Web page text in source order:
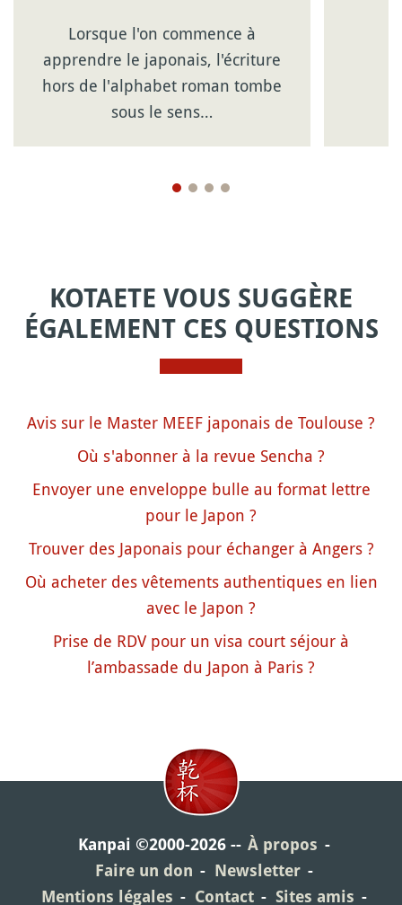
Lorsque l'on commence à
apprendre le japonais, l'écriture
hors de l'alphabet roman tombe
sous le sens…
KOTAETE VOUS SUGGÈRE
ÉGALEMENT CES QUESTIONS
Avis sur le Master MEEF japonais de Toulouse ?
Où s'abonner à la revue Sencha ?
Envoyer une enveloppe bulle au format lettre
pour le Japon ?
Trouver des Japonais pour échanger à Angers ?
Où acheter des vêtements authentiques en lien
avec le Japon ?
Prise de RDV pour un visa court séjour à
l’ambassade du Japon à Paris ?
Kanpai ©2000-2026
À propos
Faire un don
Newsletter
Mentions légales
Contact Sites amis